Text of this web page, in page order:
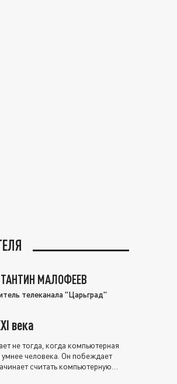
МАЛОФЕЕВ
телеканала "Царьград"
века
не тогда, когда компьютерная
человека. Он побеждает
считать компьютерную